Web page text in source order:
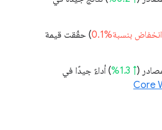
انخفاض بنسبة%0.1
) حقّقت قيمة
↑ 1.3%
) أداءً جيدًا في